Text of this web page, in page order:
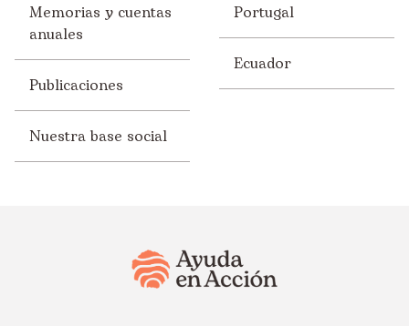
Memorias y cuentas
anuales
Publicaciones
Nuestra base social
Portugal
Ecuador